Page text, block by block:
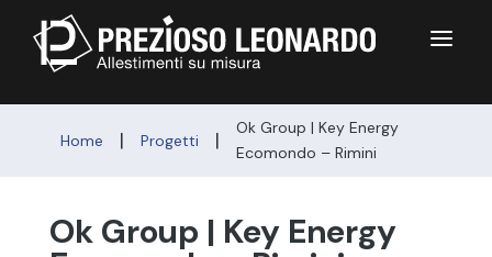
a
Home | Progetti |
Ok Group | Key Energy
Ecomondo – Rimini
Ok Group | Key Energy